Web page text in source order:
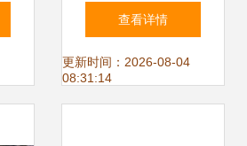
目运营与物业管理
实务培训讲义
查看详情
更新时间：2026-08-04
08:31:14